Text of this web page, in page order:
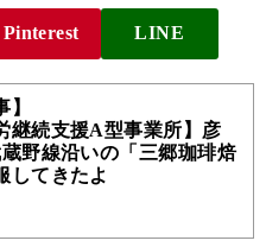
Pinterest LINE
継続支援A型事業所】彦
野線沿いの「三郷珈琲焙
してきたよ